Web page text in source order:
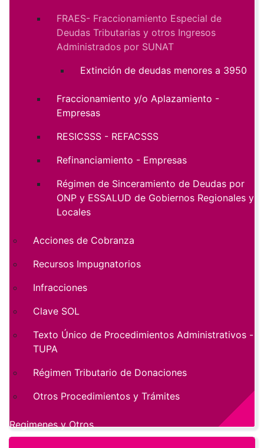
FRAES- Fraccionamiento Especial de
Deudas Tributarias y otros Ingresos
Administrados por SUNAT
Extinción de deudas menores a 3950
Fraccionamiento y/o Aplazamiento -
Empresas
RESICSSS - REFACSSS
Refinanciamiento - Empresas
Régimen de Sinceramiento de Deudas por
ONP y ESSALUD de Gobiernos Regionales y
Locales
Acciones de Cobranza
Recursos Impugnatorios
Infracciones
Clave SOL
Texto Único de Procedimientos Administrativos -
TUPA
Régimen Tributario de Donaciones
Otros Procedimientos y Trámites
Regimenes y Otros